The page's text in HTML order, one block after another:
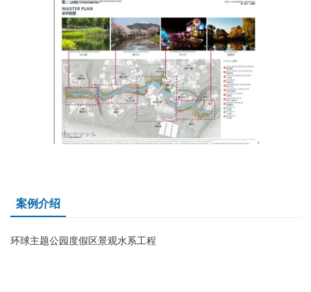
案例介绍
环球主题公园度假区景观水系工程